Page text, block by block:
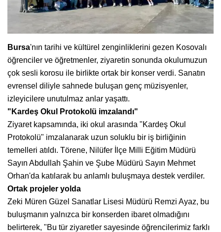
Bursa'nın tarihi ve kültürel zenginliklerini gezen Kosovalı
öğrenciler ve öğretmenler, ziyaretin sonunda okulumuzun
çok sesli korosu ile birlikte ortak bir konser verdi. Sanatın
evrensel diliyle sahnede buluşan genç müzisyenler,
izleyicilere unutulmaz anlar yaşattı.
"Kardeş Okul Protokolü imzalandı"
Ziyaret kapsamında, iki okul arasında "Kardeş Okul
Protokolü" imzalanarak uzun soluklu bir iş birliğinin
temelleri atıldı. Törene, Nilüfer İlçe Milli Eğitim Müdürü
Sayın Abdullah Şahin ve Şube Müdürü Sayın Mehmet
Orhan'da katılarak bu anlamlı buluşmaya destek verdiler.
Ortak projeler yolda
Zeki Müren Güzel Sanatlar Lisesi Müdürü Remzi Ayaz, bu
buluşmanın yalnızca bir konserden ibaret olmadığını
belirterek, "Bu tür ziyaretler sayesinde öğrencilerimiz farklı